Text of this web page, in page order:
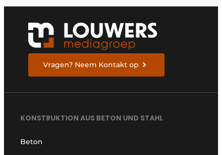
Vragen? Neem Kontakt op
KONSTRUKTION AUS BETON UND STAHL
Beton